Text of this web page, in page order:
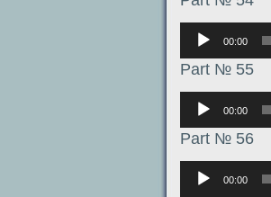
Аудиоплеер
00:00
Part № 55
Аудиоплеер
00:00
Part № 56
Аудиоплеер
00:00